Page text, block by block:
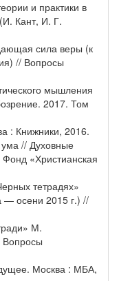
и практики в
Кант, И. Г.
сила веры (к
// Вопросы
мышления
2017. Том
: Книжники, 2016.
// Духовные
«Христианская
тетрадях»
— осени 2015 г.) //
М.
Вопросы
Москва : МБА,